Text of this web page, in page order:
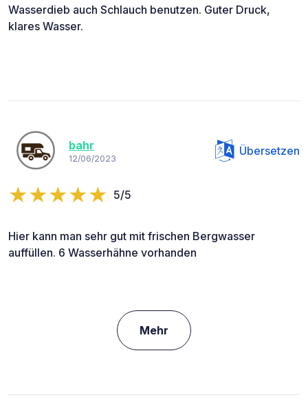
Wasserdieb auch Schlauch benutzen. Guter Druck,
klares Wasser.
bahr
12/06/2023
Übersetzen
5/5
Hier kann man sehr gut mit frischen Bergwasser
auffüllen. 6 Wasserhähne vorhanden
Mehr